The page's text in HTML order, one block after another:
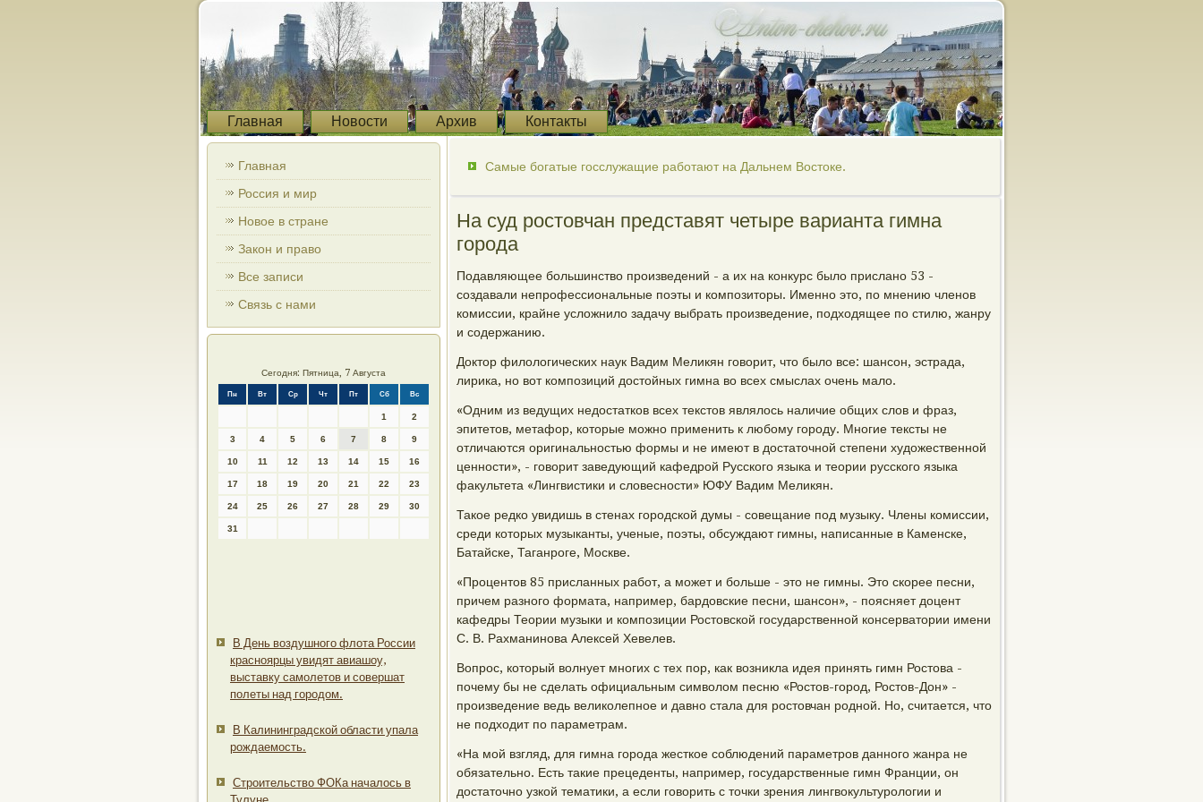
Главная Новости Архив Контакты
Главная
Россия и мир
Новое в стране
Закон и право
Все записи
Связь с нами
Сегодня: Пятница, 7 Августа
Пн Вт Ср Чт Пт Сб Вс
1 2
3 4 5 6 7 8 9
10 11 12 13 14 15 16
17 18 19 20 21 22 23
24 25 26 27 28 29 30
31
В День воздушного флота России
красноярцы увидят авиашоу,
выставку самолетов и совершат
полеты над городом.
В Калининградской области упала
рождаемость.
Строительство ФОКа началось в
Самые богатые госслужащие работают на Дальнем Востоке.
На суд ростовчан представят четыре варианта гимна
города
Подавляющее большинство произведений - а их на конкурс было прислано 53 -
создавали непрофессиональные поэты и композиторы. Именно это, по мнению членов
комиссии, крайне усложнило задачу выбрать произведение, подходящее по стилю, жанру
и содержанию.
Доктор филологических наук Вадим Меликян говорит, что было все: шансон, эстрада,
лирика, но вот композиций достойных гимна во всех смыслах очень мало.
«Одним из ведущих недостатков всех текстов являлось наличие общих слов и фраз,
эпитетов, метафор, которые можно применить к любому городу. Многие тексты не
отличаются оригинальностью формы и не имеют в достаточной степени художественной
ценности», - говорит заведующий кафедрой Русского языка и теории русского языка
факультета «Лингвистики и словесности» ЮФУ Вадим Меликян.
Такое редко увидишь в стенах городской думы - совещание под музыку. Члены комиссии,
среди которых музыканты, ученые, поэты, обсуждают гимны, написанные в Каменске,
Батайске, Таганроге, Москве.
«Процентов 85 присланных работ, а может и больше - это не гимны. Это скорее песни,
причем разного формата, например, бардовские песни, шансон», - поясняет доцент
кафедры Теории музыки и композиции Ростовской государственной консерватории имени
С. В. Рахманинова Алексей Хевелев.
Вопрос, который волнует многих с тех пор, как возникла идея принять гимн Ростова -
почему бы не сделать официальным символом песню «Ростов-город, Ростов-Дон» -
произведение ведь великолепное и давно стала для ростовчан родной. Но, считается, что
не подходит по параметрам.
«На мой взгляд, для гимна города жесткое соблюдений параметров данного жанра не
обязательно. Есть такие прецеденты, например, государственные гимн Франции, он
достаточно узкой тематики, а если говорить с точки зрения лингвокультурологии и